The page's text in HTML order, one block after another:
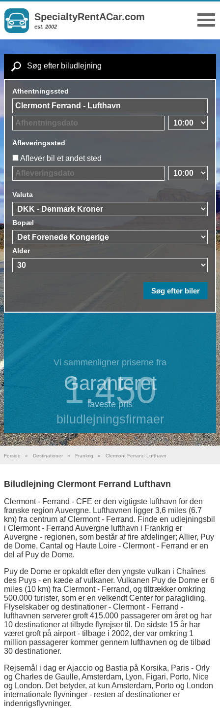
SpecialtyRentACar.com
est. 2002
Søg efter biludlejning
Afhentningssted
Afleveringssted
Aflever bil et andet sted
Valuta
Bopæl
Alder
Vi sammenligner priserne fra
1.450
biludlejningsfirmaer
Garanteret
laveste pris
Forside » Destinationer » Frankrig » Clermont Ferrand Lufthavn
Biludlejning Clermont Ferrand Lufthavn
Clermont - Ferrand - CFE er den vigtigste lufthavn for den
franske region Auvergne. Lufthavnen ligger 3,6 miles (6.7
km) fra centrum af Clermont - Ferrand. Finde en udlejningsbil
i Clermont - Ferrand Auvergne lufthavn i Frankrig er
Auvergne - regionen, som består af fire afdelinger; Allier, Puy
de Dome, Cantal og Haute Loire - Clermont - Ferrand er en
del af Puy de Dome.
Puy de Dome er opkaldt efter den yngste vulkan i Chaînes
des Puys - en kæde af vulkaner. Vulkanen Puy de Dome er 6
miles (10 km) fra Clermont - Ferrand, og tiltrækker omkring
500.000 turister, som er en velkendt Center for paragliding.
Flyselskaber og destinationer - Clermont - Ferrand -
lufthavnen serverer groft 415.000 passagerer om året og har
10 destinationer at tilbyde flyrejser til. De sidste 15 år har
været groft på airport - tilbage i 2002, der var omkring 1
million passagerer kommer gennem lufthavnen og de tilbød
30 destinationer.
Rejsemål i dag er Ajaccio og Bastia på Korsika, Paris - Orly
og Charles de Gaulle, Amsterdam, Lyon, Figari, Porto, Nice
og London. Det betyder, at kun Amsterdam, Porto og London
internationale flyvninger - resten af destinationer er
indenrigsflyvninger.